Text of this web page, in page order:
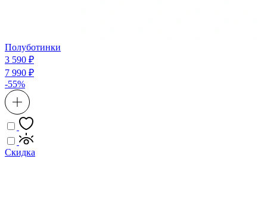
Полуботинки
3 590 ₽
7 990 ₽
-55%
Скидка